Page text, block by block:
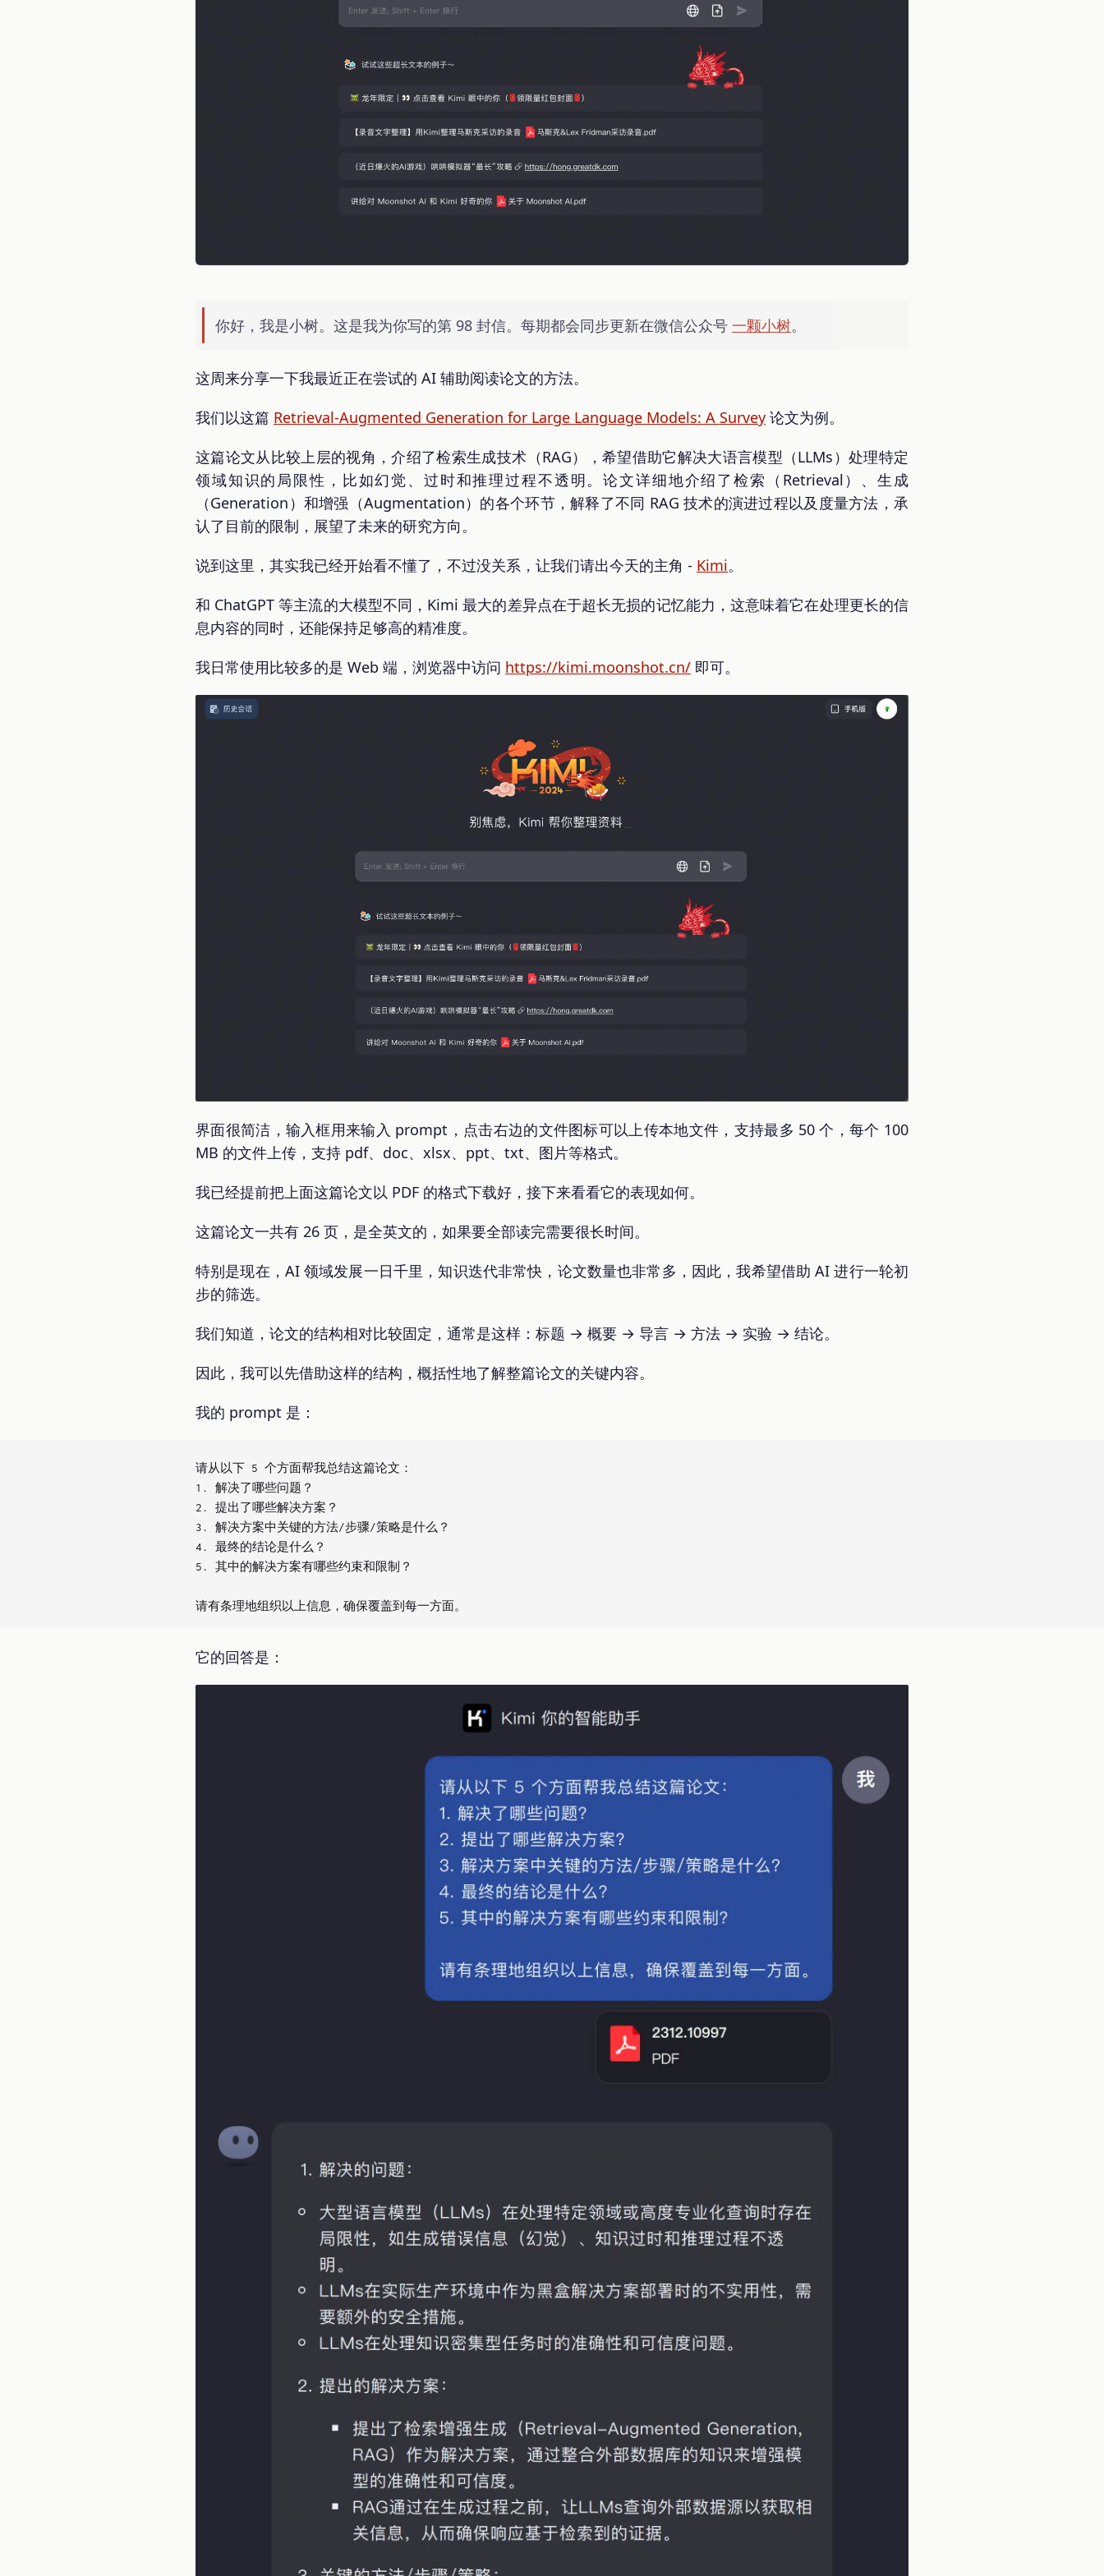
你好，我是小树。这是我为你写的第 98 封信。每期都会同步更新在微信公众号 一颗小树。
这周来分享一下我最近正在尝试的 AI 辅助阅读论文的方法。
我们以这篇 Retrieval-Augmented Generation for Large Language Models: A Survey 论文为例。
这篇论文从比较上层的视角，介绍了检索生成技术（RAG），希望借助它解决大语言模型（LLMs）处理特定
领域知识的局限性，比如幻觉、过时和推理过程不透明。论文详细地介绍了检索（Retrieval）、生成
（Generation）和增强（Augmentation）的各个环节，解释了不同 RAG 技术的演进过程以及度量方法，承
认了目前的限制，展望了未来的研究方向。
说到这里，其实我已经开始看不懂了，不过没关系，让我们请出今天的主角 - Kimi。
和 ChatGPT 等主流的大模型不同，Kimi 最大的差异点在于超长无损的记忆能力，这意味着它在处理更长的信
息内容的同时，还能保持足够高的精准度。
我日常使用比较多的是 Web 端，浏览器中访问 https://kimi.moonshot.cn/ 即可。
界面很简洁，输入框用来输入 prompt，点击右边的文件图标可以上传本地文件，支持最多 50 个，每个 100
MB 的文件上传，支持 pdf、doc、xlsx、ppt、txt、图片等格式。
我已经提前把上面这篇论文以 PDF 的格式下载好，接下来看看它的表现如何。
这篇论文一共有 26 页，是全英文的，如果要全部读完需要很长时间。
特别是现在，AI 领域发展一日千里，知识迭代非常快，论文数量也非常多，因此，我希望借助 AI 进行一轮初
步的筛选。
我们知道，论文的结构相对比较固定，通常是这样：标题 → 概要 → 导言 → 方法 → 实验 → 结论。
因此，我可以先借助这样的结构，概括性地了解整篇论文的关键内容。
我的 prompt 是：
请从以下 5 个方面帮我总结这篇论文：
1. 解决了哪些问题？
2. 提出了哪些解决方案？
3. 解决方案中关键的方法/步骤/策略是什么？
4. 最终的结论是什么？
5. 其中的解决方案有哪些约束和限制？
它的回答是：